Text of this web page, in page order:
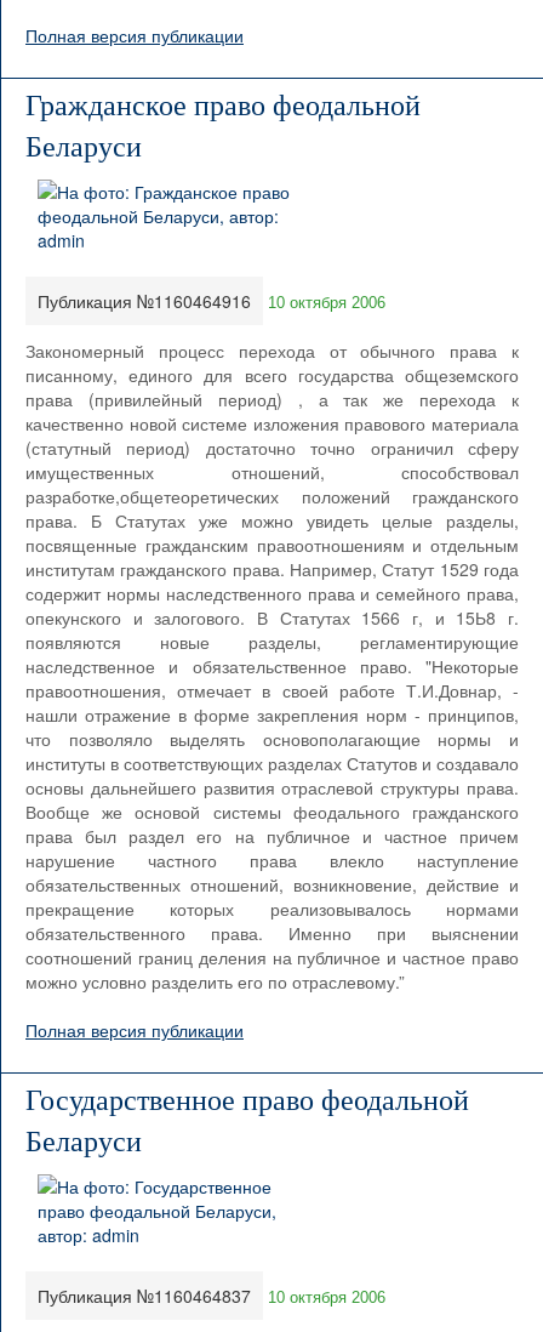
Полная версия публикации
Гражданское право феодальной
Беларуси
Публикация №1160464916 10 октября 2006
Закономерный процесс перехода от обычного права к
писанному, единого для всего государства общеземского
права (привилейный период) , а так же перехода к
качественно новой системе изложения правового материала
(статутный период) достаточно точно ограничил сферу
имущественных отношений, способствовал
разработке,общетеоретических положений гражданского
права. Б Статутах уже можно увидеть целые разделы,
посвященные гражданским правоотношениям и отдельным
институтам гражданского права. Например, Статут 1529 года
содержит нормы наследственного права и семейного права,
опекунского и залогового. В Статутах 1566 г, и 15Ь8 г.
появляются новые разделы, регламентирующие
наследственное и обязательственное право. "Некоторые
правоотношения, отмечает в своей работе Т.И.Довнар, -
нашли отражение в форме закрепления норм - принципов,
что позволяло выделять основополагающие нормы и
институты в соответствующих разделах Статутов и создавало
основы дальнейшего развития отраслевой структуры права.
Вообще же основой системы феодального гражданского
права был раздел его на публичное и частное причем
нарушение частного права влекло наступление
обязательственных отношений, возникновение, действие и
прекращение которых реализовывалось нормами
обязательственного права. Именно при выяснении
соотношений границ деления на публичное и частное право
можно условно разделить его по отраслевому.”
Полная версия публикации
Государственное право феодальной
Беларуси
Публикация №1160464837 10 октября 2006